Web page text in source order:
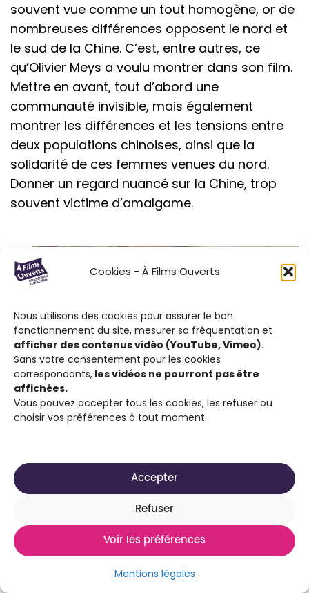
Cookies - À Films Ouverts
Nous utilisons des cookies pour assurer le bon
fonctionnement du site, mesurer sa fréquentation et
afficher des contenus vidéo (YouTube, Vimeo).
Sans votre consentement pour les cookies
correspondants, les vidéos ne pourront pas être
affichées.
Vous pouvez accepter tous les cookies, les refuser ou
choisir vos préférences à tout moment.
Accepter
Refuser
Voir les préférences
Mentions légales
souvent vue comme un tout homogène, or de
nombreuses différences opposent le nord et
le sud de la Chine. C’est, entre autres, ce
qu’Olivier Meys a voulu montrer dans son film.
Mettre en avant, tout d’abord une
communauté invisible, mais également
montrer les différences et les tensions entre
deux populations chinoises, ainsi que la
solidarité de ces femmes venues du nord.
Donner un regard nuancé sur la Chine, trop
souvent victime d’amalgame.
rôles et des caractères. Olivier Meys a réussi à
dévoiler les contrastes de la Chine, à réaliser
des portraits de femmes chinoises fortes et
dignes malgré leur rôle qui pourrait à nouveau
être qualifié de stigmatisant. En tant
qu’actrices, toutes lui ont en effet confié la